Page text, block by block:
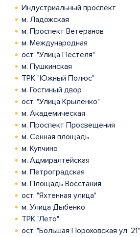
Индустриальный проспект
м. Ладожская
м. Проспект Ветеранов
м. Международная
ост. "Улица Пестеля"
м. Пушкинская
ТРК "Южный Полюс"
м. Гостиный двор
ост. "Улица Крыленко"
м. Академическая
м. Проспект Просвещения
м. Сенная площадь
м. Купчино
м. Адмиралтейская
м. Петроградская
м. Площадь Восстания
ост. "Яхтенная улица"
м. Улица Дыбенко
ТРК "Лето"
ост. "Большая Пороховская ул, 21"